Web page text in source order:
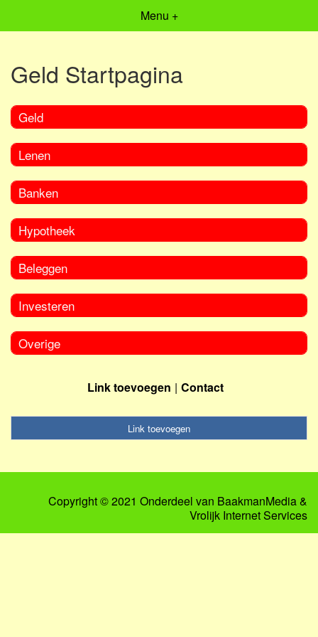
Menu +
Geld Startpagina
Geld
Lenen
Banken
Hypotheek
Beleggen
Investeren
Overige
Link toevoegen Contact
Link toevoegen
Copyright © 2021 Onderdeel van BaakmanMedia&
Vrolijk Internet Services